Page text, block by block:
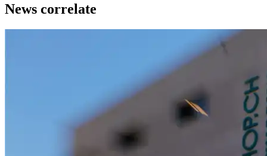
News correlate